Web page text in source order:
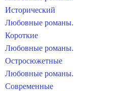
Исторический
Любовные романы.
Короткие
Любовные романы.
Остросюжетные
Любовные романы.
Современные